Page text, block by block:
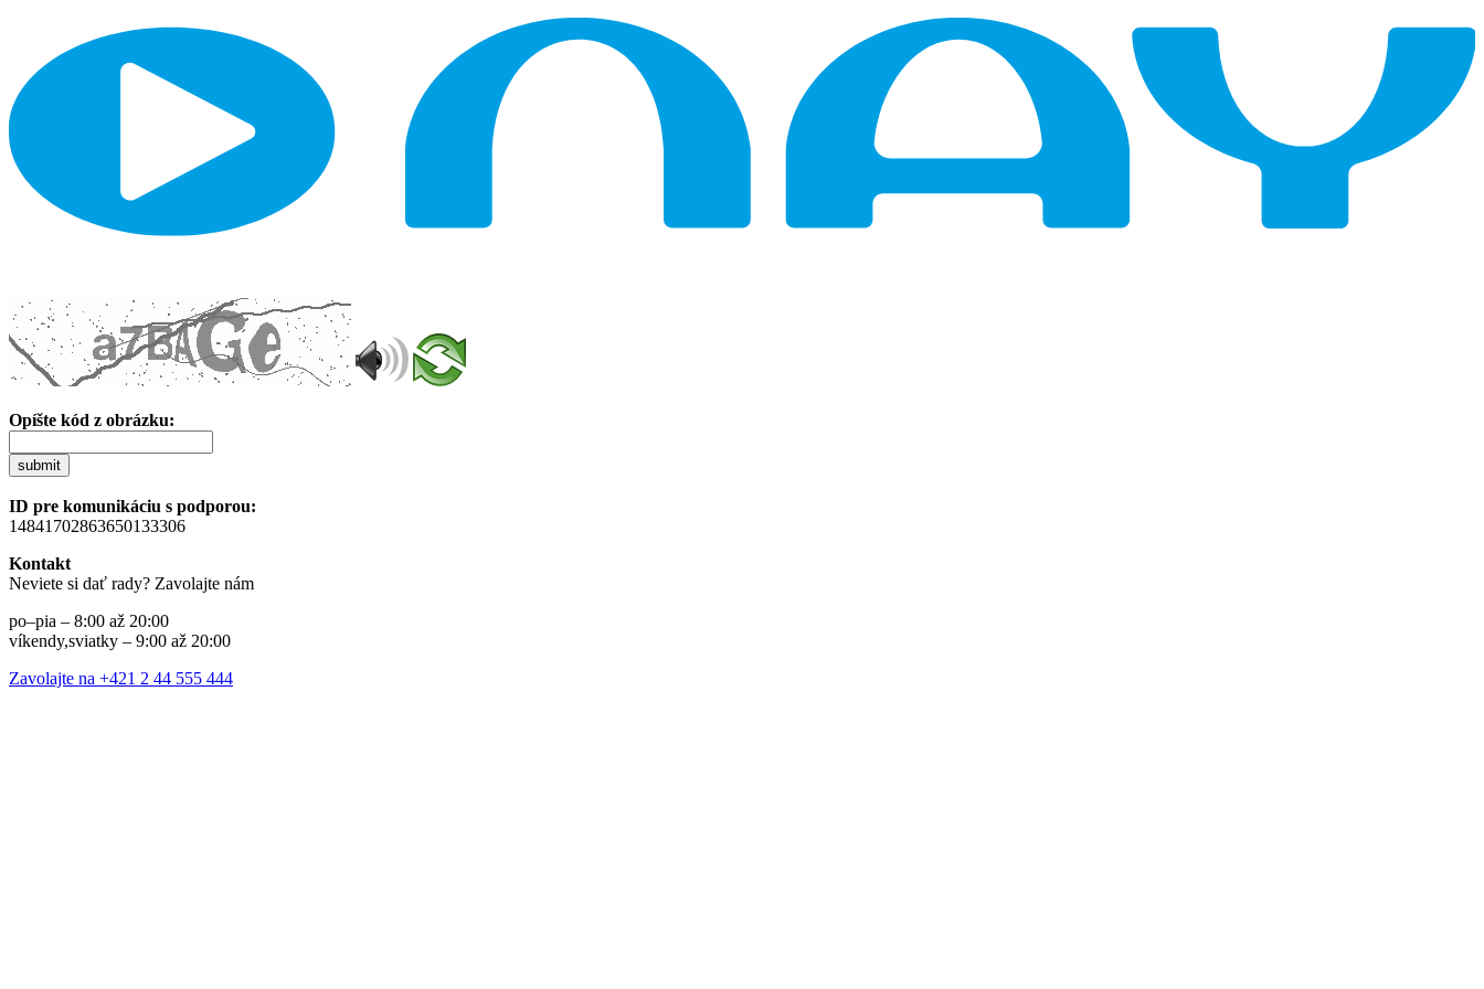
Opíšte kód z obrázku:
submit
ID pre komunikáciu s podporou:
14841702863650133306
Kontakt
Neviete si dať rady? Zavolajte nám
po–pia – 8:00 až 20:00
víkendy,sviatky – 9:00 až 20:00
Zavolajte na +421 2 44 555 444